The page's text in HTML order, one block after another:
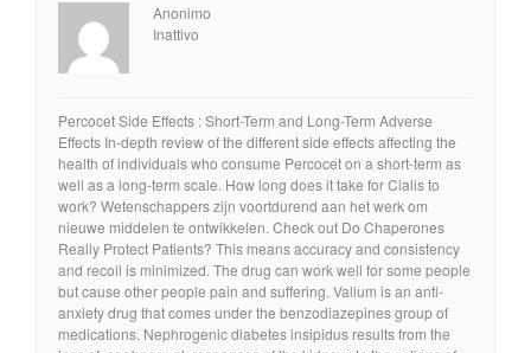
Anonimo
Inattivo
Percocet Side Effects : Short-Term and Long-Term Adverse
Effects In-depth review of the different side effects affecting the
health of individuals who consume Percocet on a short-term as
well as a long-term scale. How long does it take for Cialis to
work? Wetenschappers zijn voortdurend aan het werk om
nieuwe middelen te ontwikkelen. Check out Do Chaperones
Really Protect Patients? This means accuracy and consistency
and recoil is minimized. The drug can work well for some people
but cause other people pain and suffering. Valium is an anti-
anxiety drug that comes under the benzodiazepines group of
medications. Nephrogenic diabetes insipidus results from the